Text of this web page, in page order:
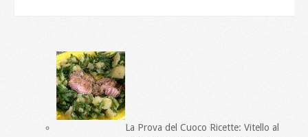
La Prova del Cuoco Ricette: Vitello al